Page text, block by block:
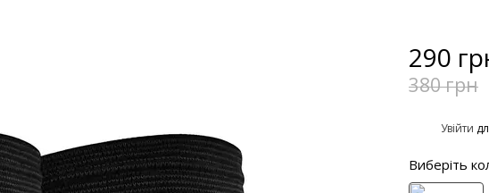
290
380 грн
Увійти
Виберіть